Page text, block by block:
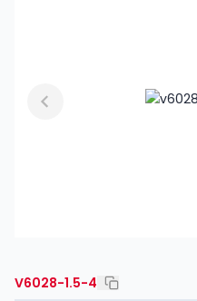
V6028-1.5-4